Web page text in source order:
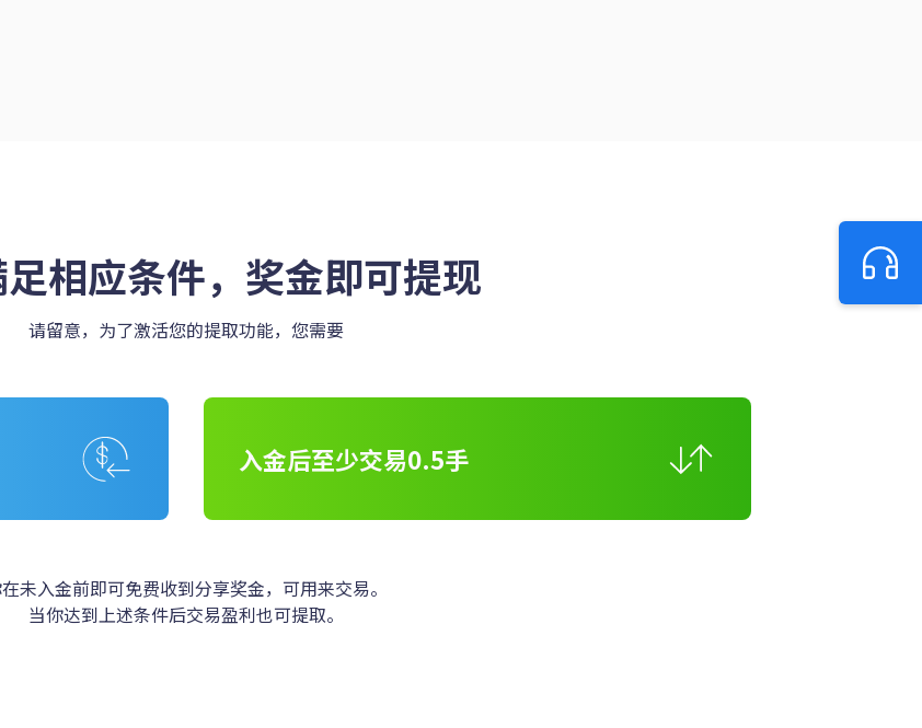
相应条件，奖金即可提现
请留意，为了激活您的提取功能，您需要
入金后至少交易0.5手
未入金前即可免费收到分享奖金，可用来交易。
当你达到上述条件后交易盈利也可提取。